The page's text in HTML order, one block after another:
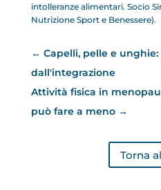
intolleranze alimentari. Socio
Nutrizione Sport e Benessere).
← Capelli, pelle e
dall'integrazione
Attività fisica in
può fare a meno→
Torna